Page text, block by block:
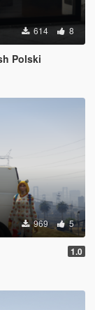
614 8
Polski
969 5
1.0